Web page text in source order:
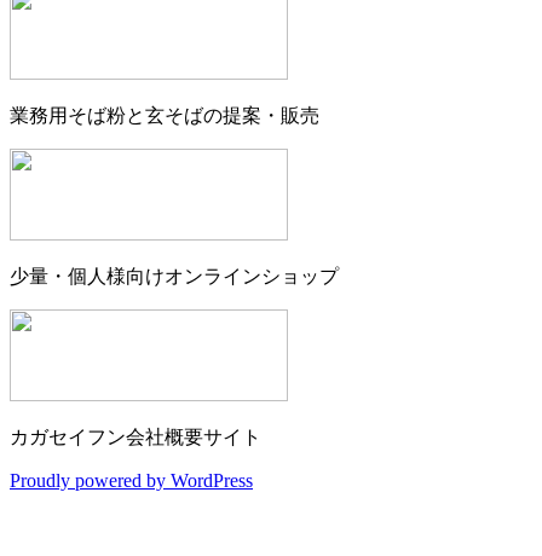
業務用そば粉と玄そばの提案・販売
少量・個人様向けオンラインショップ
カガセイフン会社概要サイト
Proudly powered by WordPress